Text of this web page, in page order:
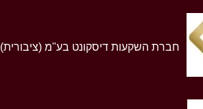
חברת השקעות דיסקונט בע"מ (ציבורית)